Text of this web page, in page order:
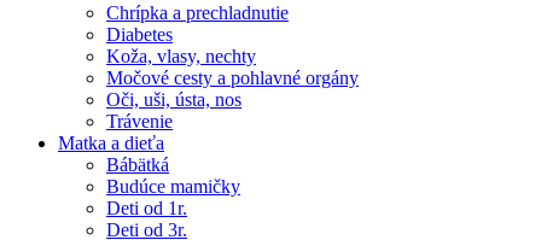
Chrípka a prechladnutie
Diabetes
Koža, vlasy, nechty
Močové cesty a pohlavné orgány
Oči, uši, ústa, nos
Trávenie
Matka a dieťa
Bábätká
Budúce mamičky
Deti od 1r.
Deti od 3r.